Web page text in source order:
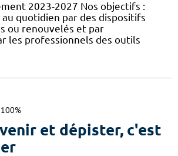
2023-2027 Nos objectifs :
quotidien par des dispositifs
ou renouvelés et par
les professionnels des outils
100%
et dépister, c'est